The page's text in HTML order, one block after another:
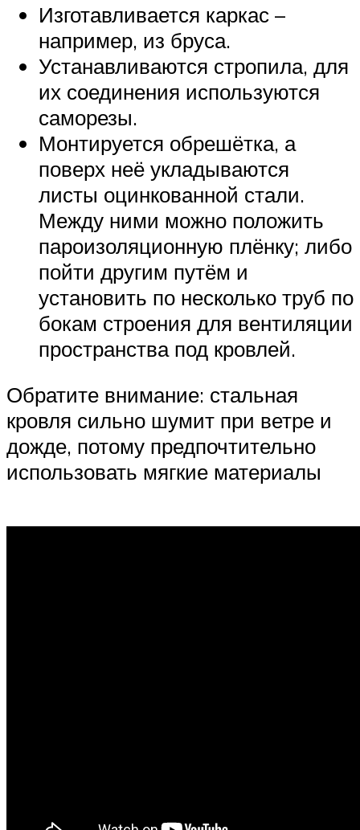
Изготавливается каркас –
например, из бруса.
Устанавливаются стропила, для
их соединения используются
саморезы.
Монтируется обрешётка, а
поверх неё укладываются
листы оцинкованной стали.
Между ними можно положить
пароизоляционную плёнку; либо
пойти другим путём и
установить по несколько труб по
бокам строения для вентиляции
пространства под кровлей.
Обратите внимание: стальная
кровля сильно шумит при ветре и
дожде, потому предпочтительно
использовать мягкие материалы